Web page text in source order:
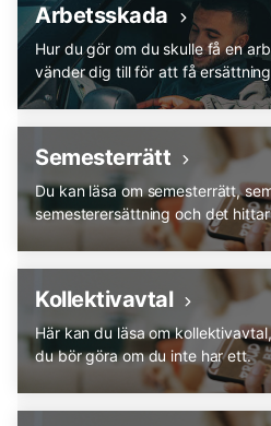
Arbetsskada
Hur du gör om du skulle få en
vänder dig till för att få
Semesterrätt
Du kan läsa om semesterrätt,
semesterersättning och det
Kollektivavtal
Här kan du läsa om
du bör göra om du inte har ett.